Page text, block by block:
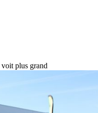
plus grand